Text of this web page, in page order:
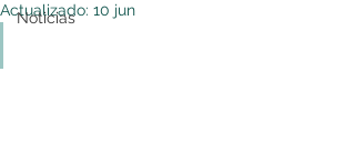
Noticias
Actualizado: 10 jun